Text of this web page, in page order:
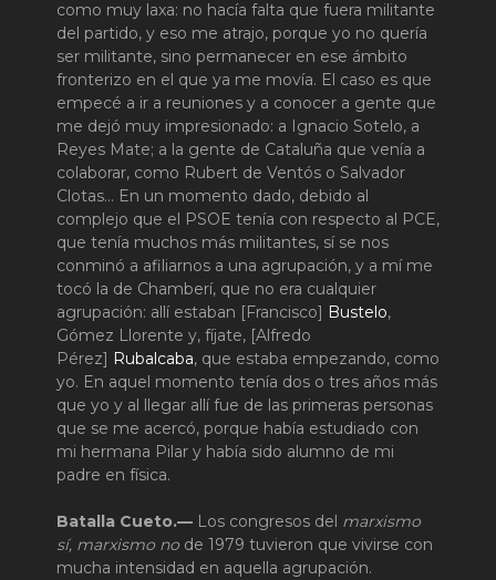
como muy laxa: no hacía falta que fuera militante
del partido, y eso me atrajo, porque yo no quería
ser militante, sino permanecer en ese ámbito
fronterizo en el que ya me movía. El caso es que
empecé a ir a reuniones y a conocer a gente que
me dejó muy impresionado: a Ignacio Sotelo, a
Reyes Mate; a la gente de Cataluña que venía a
colaborar, como Rubert de Ventós o Salvador
Clotas… En un momento dado, debido al
complejo que el PSOE tenía con respecto al PCE,
que tenía muchos más militantes, sí se nos
conminó a afiliarnos a una agrupación, y a mí me
tocó la de Chamberí, que no era cualquier
agrupación: allí estaban [Francisco] Bustelo,
Gómez Llorente y, fíjate, [Alfredo
Pérez] Rubalcaba, que estaba empezando, como
yo. En aquel momento tenía dos o tres años más
que yo y al llegar allí fue de las primeras personas
que se me acercó, porque había estudiado con
mi hermana Pilar y había sido alumno de mi
padre en física.
Batalla Cueto.— Los congresos del marxismo
sí, marxismo no de 1979 tuvieron que vivirse con
mucha intensidad en aquella agrupación.